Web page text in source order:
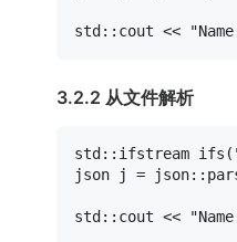
std::cout <<
3.2.2 从文件解析
std::ifstream ifs (
json j = json::
std::cout <<